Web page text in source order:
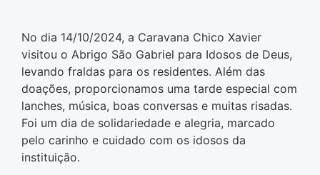
No dia 14/10/2024, a Caravana Chico Xavier
visitou o Abrigo São Gabriel para Idosos de Deus,
levando fraldas para os residentes. Além das
doações, proporcionamos uma tarde especial com
lanches, música, boas conversas e muitas risadas.
Foi um dia de solidariedade e alegria, marcado
pelo carinho e cuidado com os idosos da
instituição.